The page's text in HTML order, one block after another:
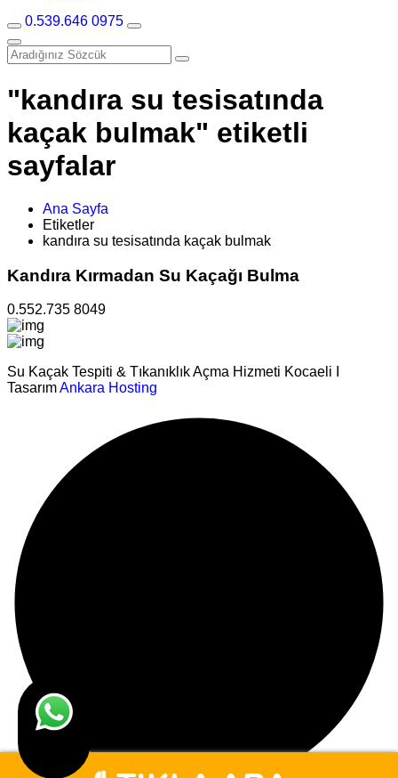
0.539.646 0975
"kandıra su tesisatında
kaçak bulmak" etiketli
sayfalar
Ana Sayfa
Etiketler
kandıra su tesisatında kaçak bulmak
Kandıra Kırmadan Su Kaçağı Bulma
0.552.735 8049
Su Kaçak Tespiti & Tıkanıklık Açma Hizmeti Kocaeli I
TasarımAnkara Hosting